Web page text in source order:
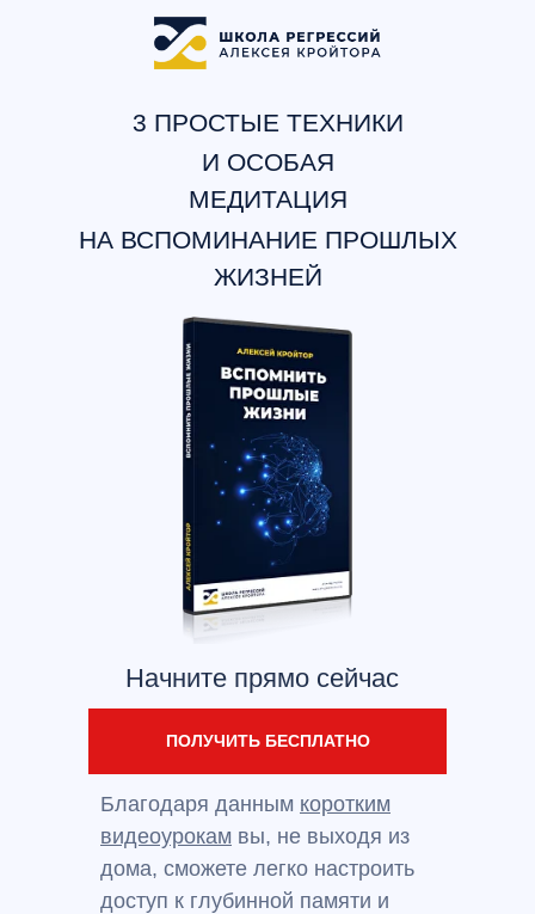
И ОСОБАЯ
МЕДИТАЦИЯ
НА ВСПОМИНАНИЕ ПРОШЛЫХ
ЖИЗНЕЙ
Благодаря данным коротким
видеоурокам вы, не выходя из
дома, сможете легко настроить
доступ к глубинной памяти и
3 ПРОСТЫЕ ТЕХНИКИ
ПОЛУЧИТЬ БЕСПЛАТНО
Начните прямо сейчас